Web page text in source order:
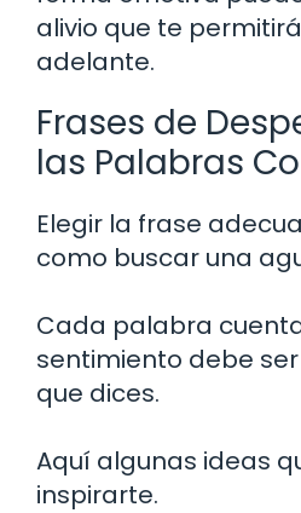
alivio que te
adelante.
Frases de
las Palabras
Elegir la frase
como buscar una
Cada palabra
sentimiento debe
que dices.
Aquí algunas ideas
inspirarte.